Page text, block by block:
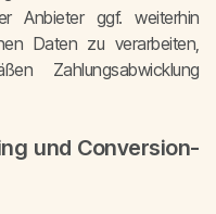
Anbieter ggf. weiterhin
Daten zu verarbeiten,
Zahlungsabwicklung
und Conversion-